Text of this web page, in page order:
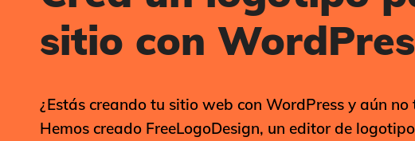
sitio con
¿Estás creando tu sitio web con WordPress y aún
Hemos creado FreeLogoDesign, un editor de